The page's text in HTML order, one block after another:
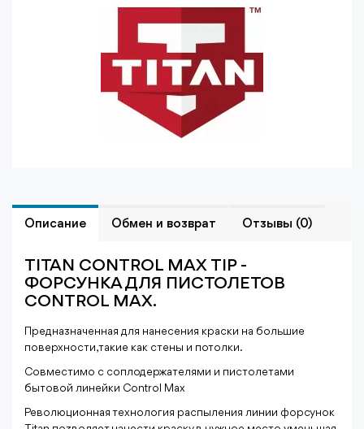
Описание Обмен и возврат Отзывы (0)
TITAN CONTROL MAX TIP -
ФОРСУНКА ДЛЯ ПИСТОЛЕТОВ
CONTROL MAX.
Предназначенная для нанесения краски на большие
поверхности, такие как стены и потолки.
Совместимо с соплодержателями и пистолетами
бытовой линейки Control Max
Революционная технология распыления линии форсунок